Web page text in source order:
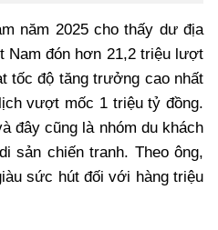
năm 2025 cho thấy dư địa
Nam đón hơn 21,2 triệu lượt
tốc độ tăng trưởng cao nhất
vượt mốc 1 triệu tỷ đồng.
đây cũng là nhóm du khách
sản chiến tranh. Theo ông,
sức hút đối với hàng triệu